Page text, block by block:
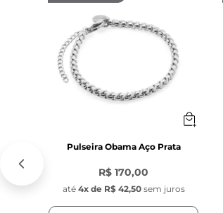
Pulseira Obama Aço Prata
R$ 170,00
até 4x de R$ 42,50 sem juros